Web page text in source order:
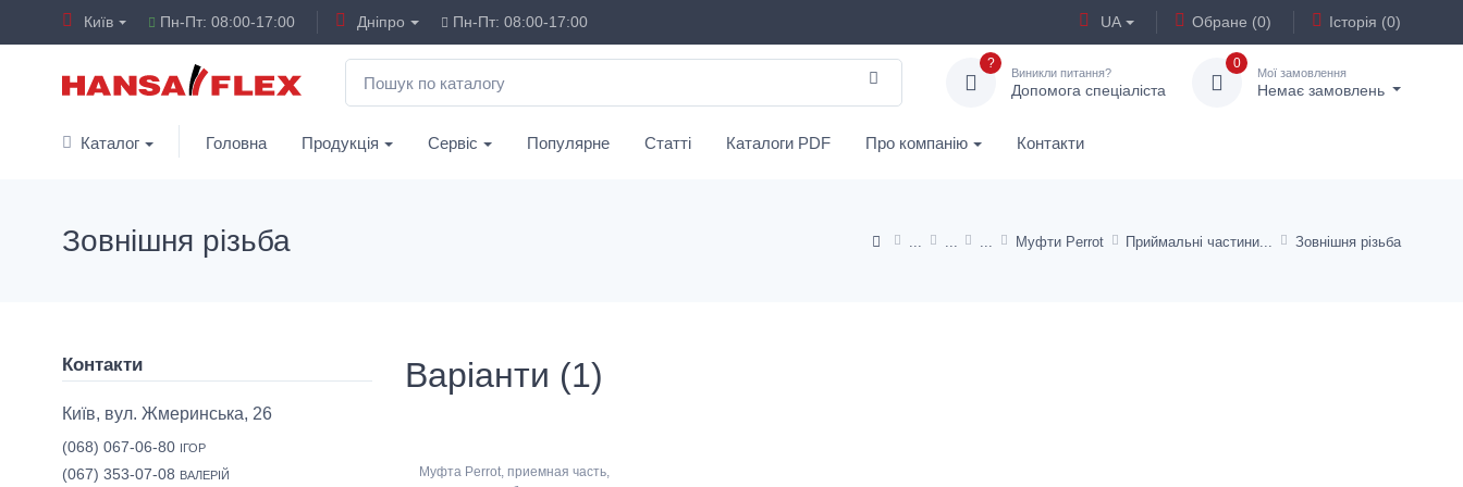
Київ Пн-Пт: 08:00-17:00 Дніпро Пн-Пт: 08:00-17:00 UA Обране (0) Історія (0)
?
Виникли питання?
Допомога спеціаліста
0
Мої замовлення
Немає замовлень
Каталог Головна Продукція Сервіс Популярне Статті Каталоги PDF Про компанію Контакти
Муфти Perrot Приймальні частини Зовнішня різьба
Зовнішня різьба
Варіанти (1)
Муфта Perrot, приемная часть,
Контакти
Київ, вул. Жмеринська, 26
(068) 067-06-80 ІГОР
(067) 353-07-08 ВАЛЕРІЙ